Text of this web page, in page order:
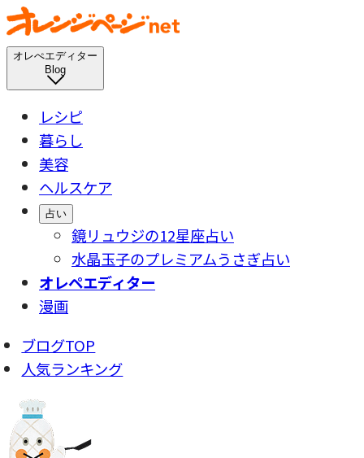
オレぺエディター
Blog
レシピ
暮らし
美容
ヘルスケア
占い
鏡リュウジの12星座占い
水晶玉子のプレミアムうさぎ占い
オレペエディター
漫画
ブログTOP
人気ランキング